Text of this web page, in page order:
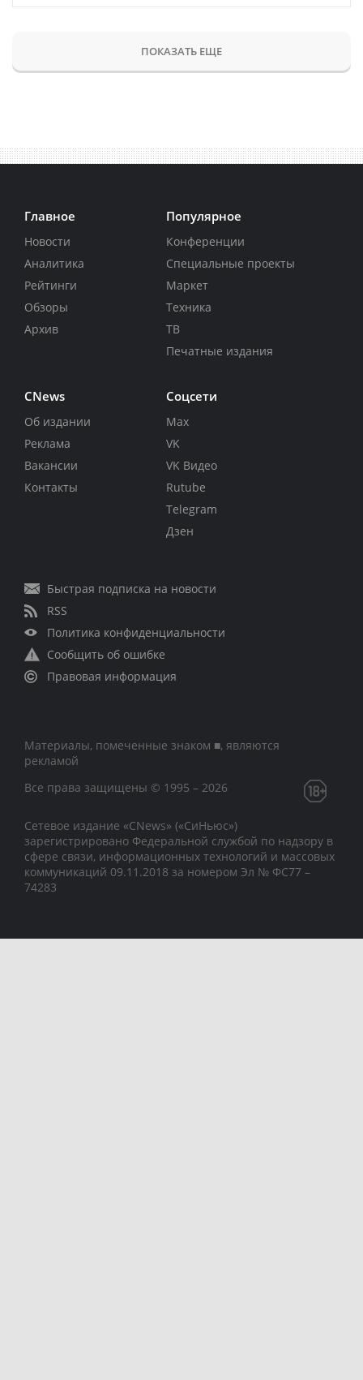
ПОКАЗАТЬ ЕЩЕ
Главное
Новости
Аналитика
Рейтинги
Обзоры
Архив
Популярное
Конференции
Специальные проекты
Маркет
Техника
ТВ
Печатные издания
CNews
Об издании
Реклама
Вакансии
Контакты
Соцсети
Max
VK
VK Видео
Rutube
Telegram
Дзен
Быстрая подписка на новости
RSS
Политика конфиденциальности
Сообщить об ошибке
Правовая информация
Материалы, помеченные знаком ■, являются
рекламой
Все права защищены © 1995 – 2026
Сетевое издание «CNews» («СиНьюс»)
зарегистрировано Федеральной службой по надзору в
сфере связи, информационных технологий и массовых
коммуникаций 09.11.2018 за номером Эл № ФС77 –
74283